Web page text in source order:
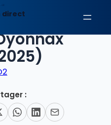
:
direct